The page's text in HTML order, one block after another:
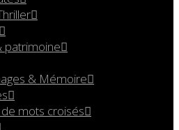
patrimoine
& Mémoire
de mots croisés